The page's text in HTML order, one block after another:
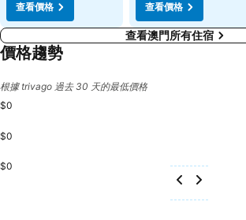
查看價格
查看價格
查看澳門所有住宿
價格趨勢
根據 trivago 過去 30 天的最低價格
$0
$0
$0